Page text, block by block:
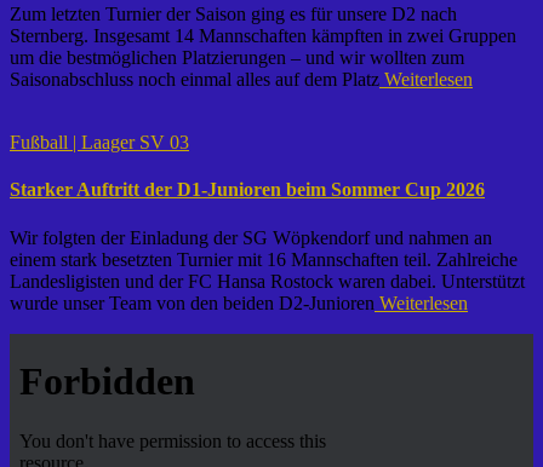
Zum letzten Turnier der Saison ging es für unsere D2 nach
Sternberg. Insgesamt 14 Mannschaften kämpften in zwei Gruppen
um die bestmöglichen Platzierungen – und wir wollten zum
Saisonabschluss noch einmal alles auf dem Platz Weiterlesen
Fußball | Laager SV 03
Starker Auftritt der D1-Junioren beim Sommer Cup 2026
Wir folgten der Einladung der SG Wöpkendorf und nahmen an
einem stark besetzten Turnier mit 16 Mannschaften teil. Zahlreiche
Landesligisten und der FC Hansa Rostock waren dabei. Unterstützt
wurde unser Team von den beiden D2-Junioren Weiterlesen